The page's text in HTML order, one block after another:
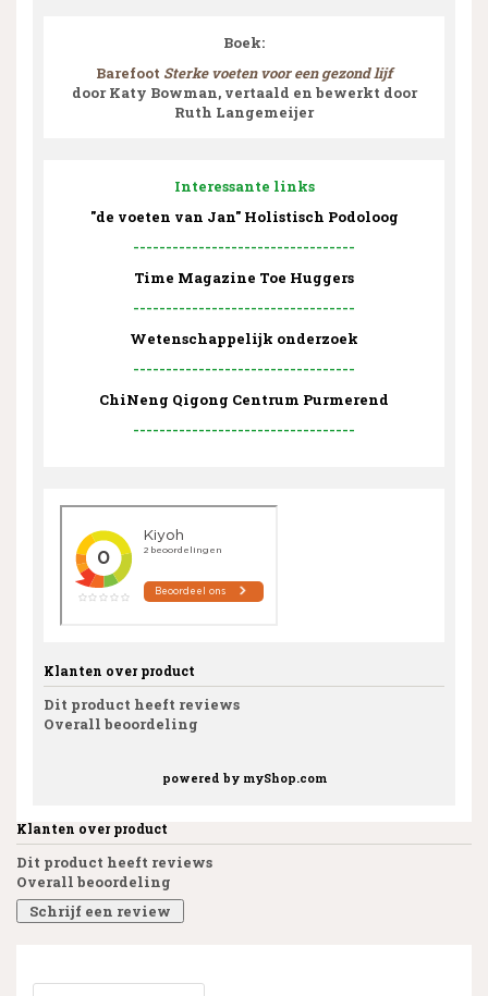
Boek:
Barefoot Sterke voeten voor een gezond lijf
door Katy Bowman, vertaald en bewerkt door
Ruth Langemeijer
Interessante links
"de voeten van Jan" Holistisch Podoloog
----------------------------------
Time Magazine Toe Huggers
----------------------------------
Wetenschappelijk onderzoek
----------------------------------
ChiNeng Qigong Centrum Purmerend
----------------------------------
Klanten over product
Dit product heeft reviews
Overall beoordeling
powered by myShop.com
Klanten over product
Dit product heeft reviews
Overall beoordeling
Schrijf een review